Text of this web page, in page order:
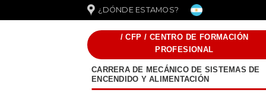
al
¿DÓNDE ESTAMOS?
/ CFP / CENTRO DE FORMACIÓN
PROFESIONAL
CARRERA DE MECÁNICO DE SISTEMAS DE
ENCENDIDO Y ALIMENTACIÓN